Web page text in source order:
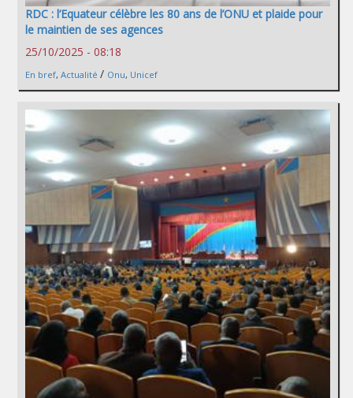
RDC : l’Equateur célèbre les 80 ans de l’ONU et plaide pour
le maintien de ses agences
25/10/2025 - 08:18
En bref, Actualité / Onu, Unicef